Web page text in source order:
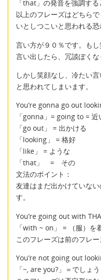
「that」の発音を強調する
以上のフレーズはどちら
いとしつこいと思われる
言い方が９０％です。も
言い出したら、冗談ぽくな
しかし笑顔なし、冷たい
と思われてしまいます。
You’re gonna go out
「gonna」= going to = 近
「go out」 = 出かける
「looking」 = 格好
「like」 = ような
「that」 = その
文法のポイント：
友達はまだ出かけていな
す。
You’re going out with
「with ~ on」 = （服）を
このフレーズは前のフレ
You’re not going out
「~, are you?」＝でしょう